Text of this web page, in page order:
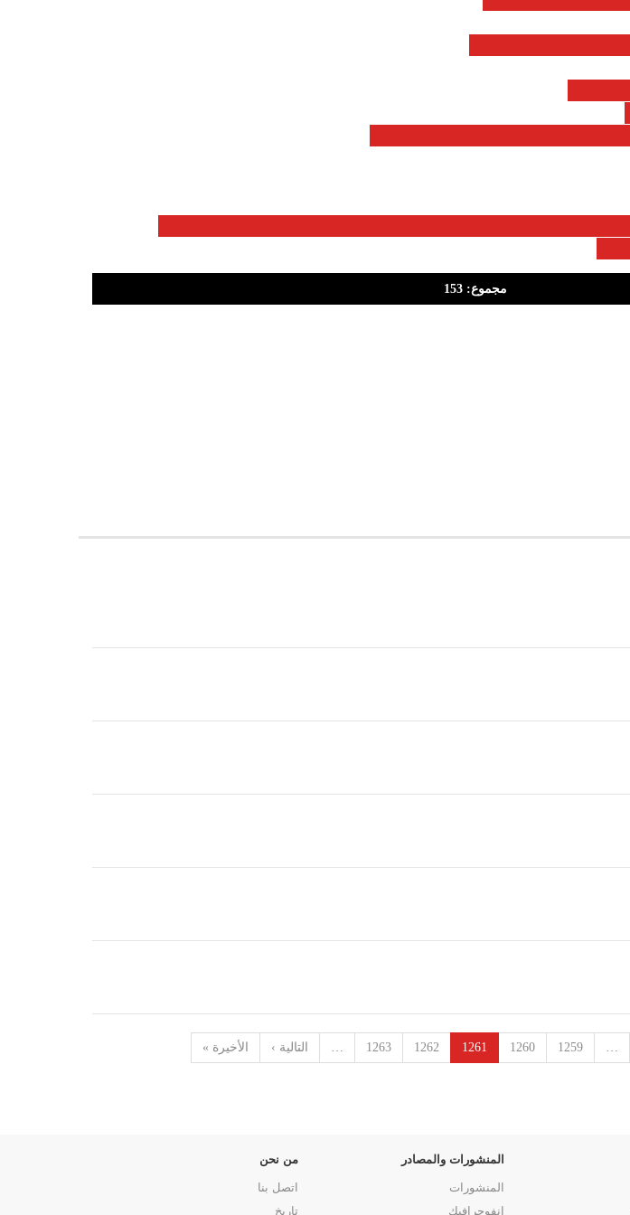
مجموع: 153
…
1259
1260
1261
1262
1263
… التالية › الأخيرة »
المنشورات والمصادر
المنشورات
انفوجرافيك
من نحن
اتصل بنا
تاريخ